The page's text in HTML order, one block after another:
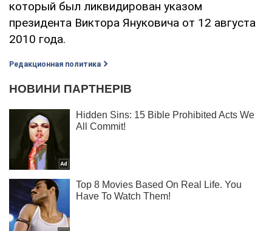
который был ликвидирован указом
президента Виктора Януковича от 12 августа
2010 года.
Редакционная политика